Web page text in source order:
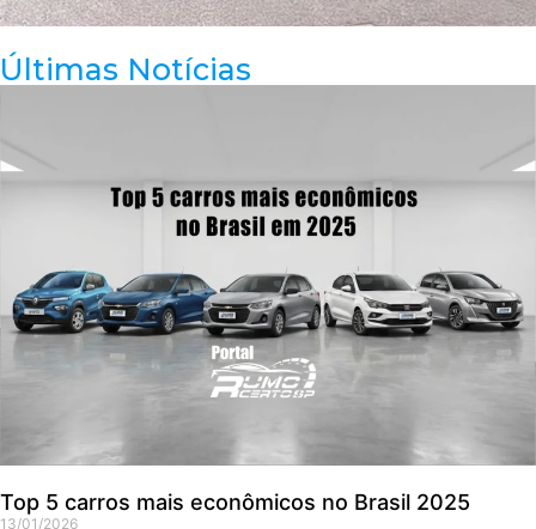
Últimas Notícias
Top 5 carros mais econômicos no Brasil 2025
13/01/2026